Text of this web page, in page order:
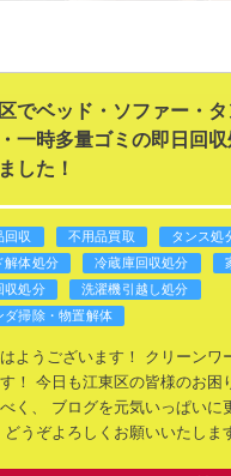
でベッド・ソファー・
一時多量ゴミの即日回
した！
回収 不用品買取
タンス処
解体処分
冷蔵庫回収処分
収処分
洗濯機引越し処分
ダ掃除・物置解体
ようございます！
クリーンワ
！
今日も江東区の皆様のお困
く、
ブログを元気いっぱいに
どうぞよろしくお願いいたしま